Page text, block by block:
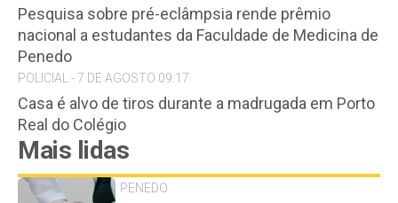
Pesquisa sobre pré-eclâmpsia rende prêmio
nacional a estudantes da Faculdade de Medicina de
Penedo
POLICIAL - 7 DE AGOSTO 09:17
Casa é alvo de tiros durante a madrugada em Porto
Real do Colégio
Mais lidas
PENEDO